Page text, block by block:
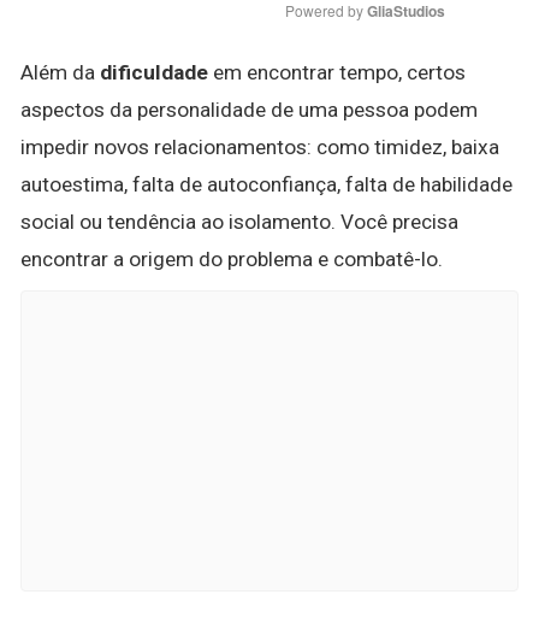
Powered by GliaStudios
Além da dificuldade em encontrar tempo, certos
aspectos da personalidade de uma pessoa podem
impedir novos relacionamentos: como timidez, baixa
autoestima, falta de autoconfiança, falta de habilidade
social ou tendência ao isolamento. Você precisa
encontrar a origem do problema e combatê-lo.